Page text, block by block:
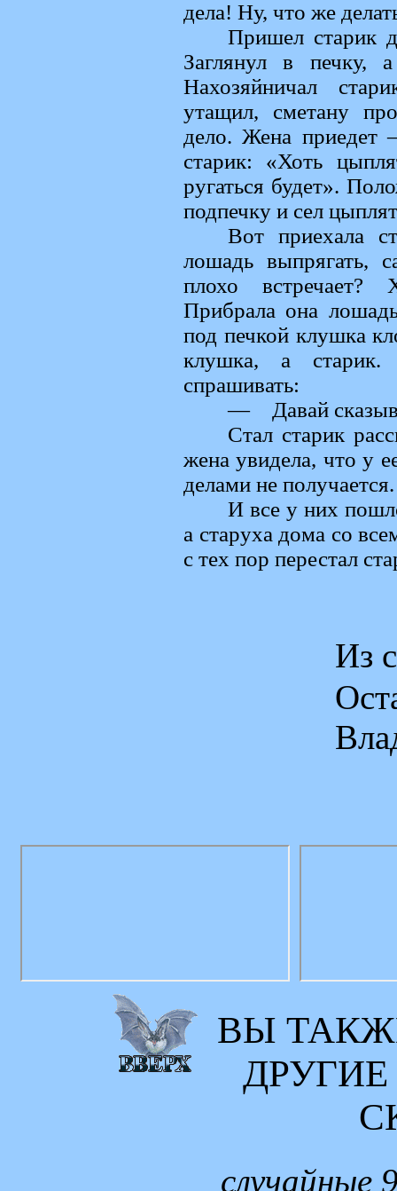
дела! Ну, что же
Пришел старик
Заглянул в печку,
Нахозяйничал
утащил, сметану
дело. Жена приедет
старик: «Хоть
ругаться будет».
подпечку и сел
Вот приехала
лошадь выпрягать,
плохо
Прибрала она
под печкой клушка
клушка, а
спрашивать:
— Давай
Стал старик
жена увидела, что у
делами не получается.
И все у них
а старуха дома со
с тех пор перестал
Из
ВЫ
случайные